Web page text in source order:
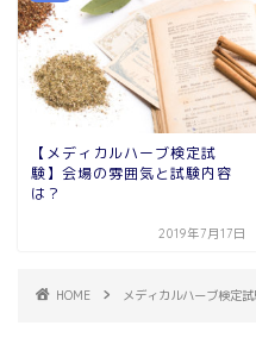
【メディカルハーブ検定試
験】会場の雰囲気と試験内容
は？
2019年7月17日
HOME メディカルハーブ検定